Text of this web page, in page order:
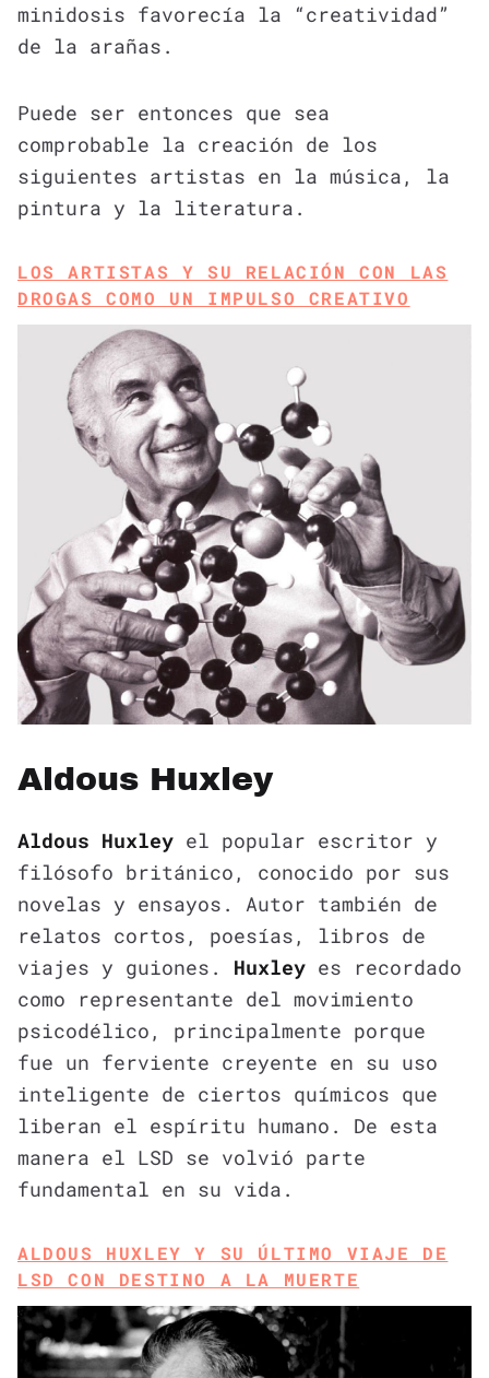
minidosis favorecía la “creatividad”
de la arañas.
Puede ser entonces que sea
comprobable la creación de los
siguientes artistas en la música, la
pintura y la literatura.
LOS ARTISTAS Y SU RELACIÓN CON LAS
DROGAS COMO UN IMPULSO CREATIVO
Aldous Huxley
Aldous Huxley el popular escritor y
filósofo británico, conocido por sus
novelas y ensayos. Autor también de
relatos cortos, poesías, libros de
viajes y guiones. Huxley es recordado
como representante del movimiento
psicodélico, principalmente porque
fue un ferviente creyente en su uso
inteligente de ciertos químicos que
liberan el espíritu humano. De esta
manera el LSD se volvió parte
fundamental en su vida.
ALDOUS HUXLEY Y SU ÚLTIMO VIAJE DE
LSD CON DESTINO A LA MUERTE